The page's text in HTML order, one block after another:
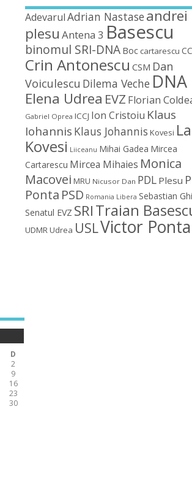
Adevarul Adrian Nastaseandrei
plesu Antena 3 Basescu
binomul SRI-DNA Boc cartarescu
Crin Antonescu CSM Dan
Voiculescu Dilema Veche DNA
Elena Udrea EVZ Florian
Gabriel Oprea ICCJ Ion Cristoiu Klaus
Iohannis Klaus Johannis Kovesi
Kovesi Liiceanu Mihai Gadea Mircea
Cartarescu Mircea Mihaies Monica
Macovei MRU Nicusor Dan PDL Plesu
Ponta PSD Romania Libera Sebastian
Senatul EVZ SRITraian
UDMRUdrea USLVictor Ponta
D
2
9
16
23
30